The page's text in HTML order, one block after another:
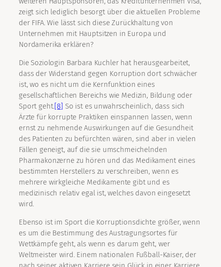
zeigt sich lediglich besorgt über die aktuellen Probleme
der FIFA. Wie lässt sich diese Zurückhaltung von
Unternehmen mit Hauptsitzen in Europa und
Nordamerika erklären?
Die Soziologin Barbara Kuchler hat herausgearbeitet,
dass der Widerstand gegen Korruption dort schwächer
ist, wo es nicht um die Kernfunktion eines
gesellschaftlichen Bereichs wie Medizin, Bildung oder
Sport geht.[8] So ist es unwahrscheinlich, dass sich
Ärzte für korrupte Praktiken einspannen lassen, wenn
ernst zu nehmende Auswirkungen auf die Gesundheit
des Patienten zu befürchten wären, sind aber in vielen
Fällen geneigt, auf die sie umschmeichelnden
Pharmakonzerne zu hören und das Medikament eines
bestimmten Herstellers zu verschreiben, wenn es
mehrere wirkgleiche Medikamente gibt und es
medizinisch relativ egal ist, welches davon eingesetzt
wird.
Ebenso ist im Sport die Korruptionsdichte größer, wenn
es um die Bestimmung des Austragungsortes für
Wettkämpfe geht, als wenn es darum geht, wer
Weltmeister wird. Einem nationalen Fußball-Kaiser, der